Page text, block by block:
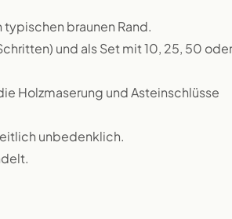
braunen Rand.
und als Set mit 10, 25, 50 oder
Holzmaserung und Asteinschlüsse
unbedenklich.